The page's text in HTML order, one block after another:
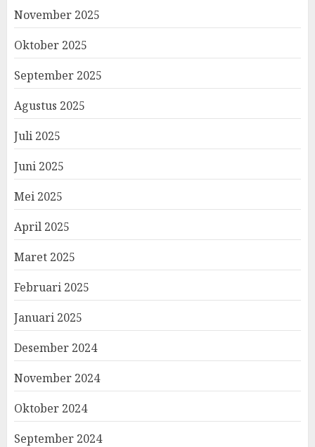
November 2025
Oktober 2025
September 2025
Agustus 2025
Juli 2025
Juni 2025
Mei 2025
April 2025
Maret 2025
Februari 2025
Januari 2025
Desember 2024
November 2024
Oktober 2024
September 2024